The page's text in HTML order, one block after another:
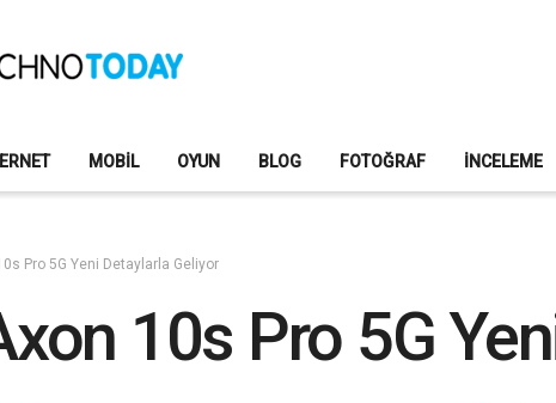
MOBIL OYUN BLOG FOTOĞRAF İNCELEME
Pro 5G Yeni Detaylarla Geliyor
10s Pro 5G